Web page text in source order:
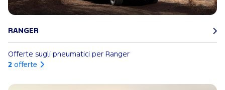
RANGER
Offerte sugli pneumatici per Ranger
2 offerte